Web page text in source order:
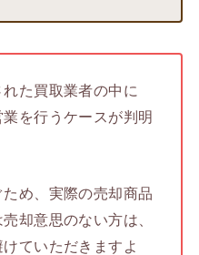
た買取業者の中に
を行うケースが判明
め、実際の売却商品
却意思のない方は、
ていただきますよ